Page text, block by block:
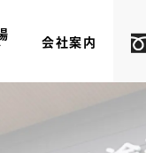
会社案内